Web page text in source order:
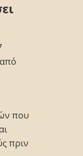
που
πριν